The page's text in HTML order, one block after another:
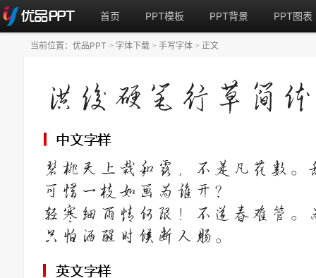
首页 PPT模板 PPT背景 PPT图表
当前位置： 优品PPT > 字体下载 > 手写字体 > 正文